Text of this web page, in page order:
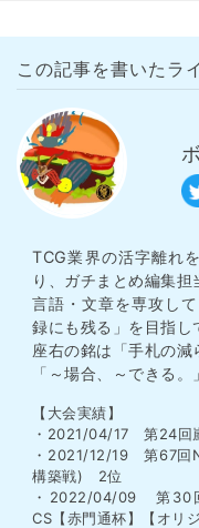
この記事を書いたラ
TCG業界の活字離れ
り、ガチまとめ編集担
言語・文章を専攻し
録にも残る」を目指
座右の銘は「手札の減
「～場合、～できる。」
【大会実績】
・2021/04/17 第24回
・2021/12/19 第67回
構築戦) 2位
・2022/04/09 第30
CS【赤門通杯】【オリ